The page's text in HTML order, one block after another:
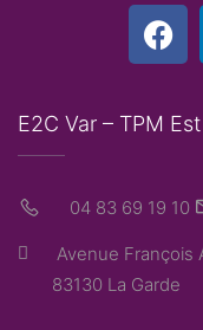
E2C Var – TPM Est
04 83 69 19 10
Avenue François
83130 La Garde